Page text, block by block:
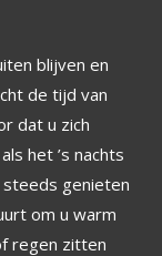
blijven en
de tijd van
dat u zich
het ’s nachts
genieten
om u warm
regen zitten